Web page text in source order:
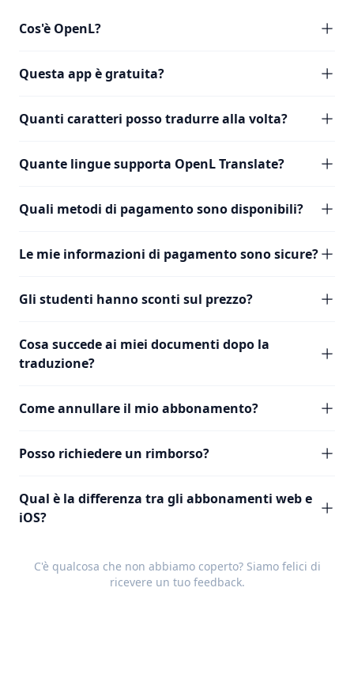
Cos'è OpenL?
Questa app è gratuita?
Quanti caratteri posso tradurre alla volta?
Quante lingue supporta OpenL Translate?
Quali metodi di pagamento sono disponibili?
Le mie informazioni di pagamento sono sicure?
Gli studenti hanno sconti sul prezzo?
Cosa succede ai miei documenti dopo la
traduzione?
Come annullare il mio abbonamento?
Posso richiedere un rimborso?
Qual è la differenza tra gli abbonamenti web e
iOS?
C'è qualcosa che non abbiamo coperto? Siamo felici di
ricevere un tuo feedback.